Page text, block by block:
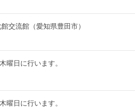
交流館（愛知県豊田市）
曜日に行います。
曜日に行います。